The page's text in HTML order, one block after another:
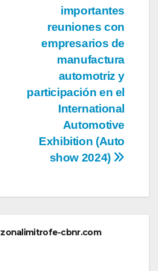
importantes
reuniones con
empresarios de
manufactura
automotriz y
participación en el
International
Automotive
Exhibition (Auto
show 2024)
zonalimitrofe-cbnr.com